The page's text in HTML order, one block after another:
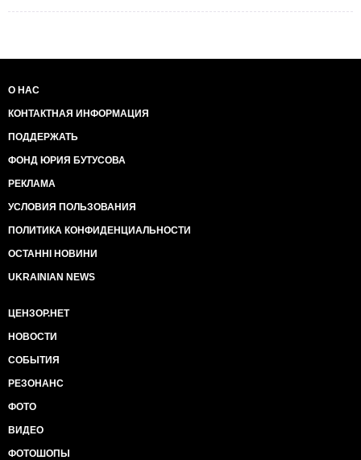
О НАС
КОНТАКТНАЯ ИНФОРМАЦИЯ
ПОДДЕРЖАТЬ
ФОНД ЮРИЯ БУТУСОВА
РЕКЛАМА
УСЛОВИЯ ПОЛЬЗОВАНИЯ
ПОЛИТИКА КОНФИДЕНЦИАЛЬНОСТИ
ОСТАННІ НОВИНИ
UKRAINIAN NEWS
ЦЕНЗОР.НЕТ
НОВОСТИ
СОБЫТИЯ
РЕЗОНАНС
ФОТО
ВИДЕО
ФОТОШОПЫ